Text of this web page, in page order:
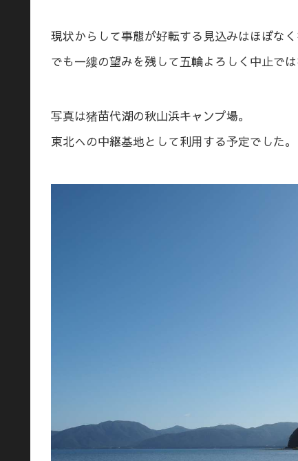
現状からして事態が好転する見込みはほぼなく
でも一縷の望みを残して五輪よろしく中止で
写真は猪苗代湖の秋山浜キャンプ場。
東北への中継基地として利用する予定でした。